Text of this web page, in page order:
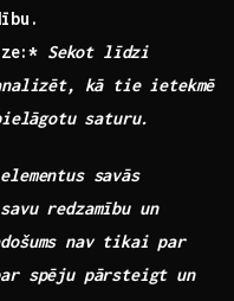
Sekot līdzi
kā tie ietekmē
saturu.
savās
redzamību un
nav tikai par
spēju pārsteigt un